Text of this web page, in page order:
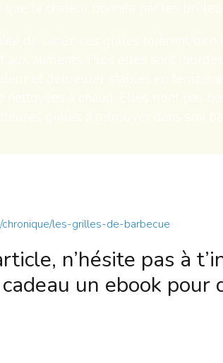
les-grilles-de-barbecue
n’hésite pas à
un ebook pour